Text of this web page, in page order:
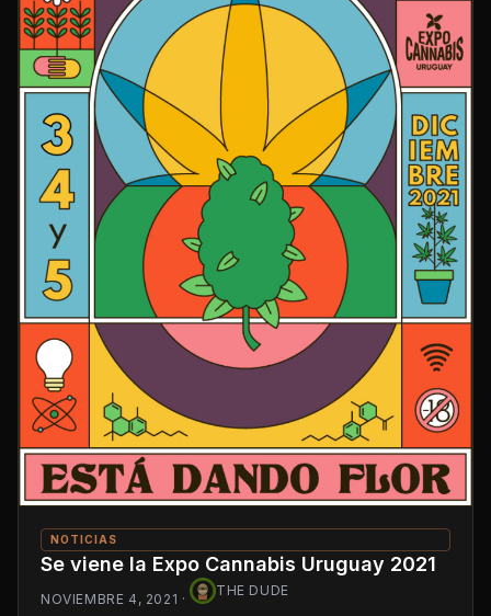
NOTICIAS
Se viene la Expo Cannabis Uruguay 2021
NOVIEMBRE 4, 2021 ·
THE DUDE